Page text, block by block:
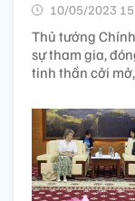
10/05/2023
Thủ tướng
sự tham gia,
tinh thần cởi